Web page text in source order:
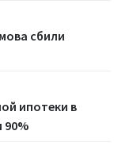
сбили
ипотеки в
90%